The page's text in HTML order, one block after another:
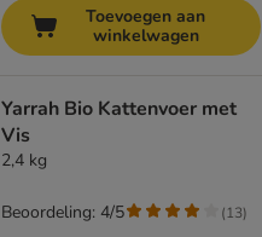
Toevoegen aan
winkelwagen
Yarrah Bio Kattenvoer met
Vis
2,4 kg
Beoordeling: 4/5 (13)